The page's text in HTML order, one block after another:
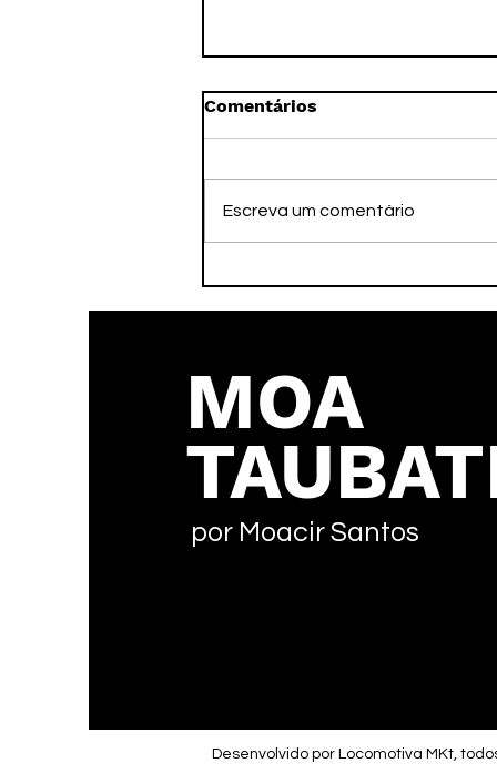
Jogos da Juventude,
Comentários
Escreva um comentário
MOA
por Moacir Santos
Desenvolvido por Locomotiva MKt,